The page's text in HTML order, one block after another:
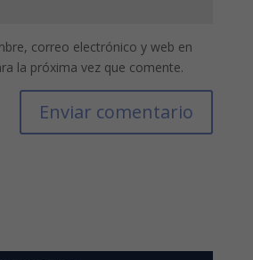
correo electrónico y web en
la próxima vez que comente.